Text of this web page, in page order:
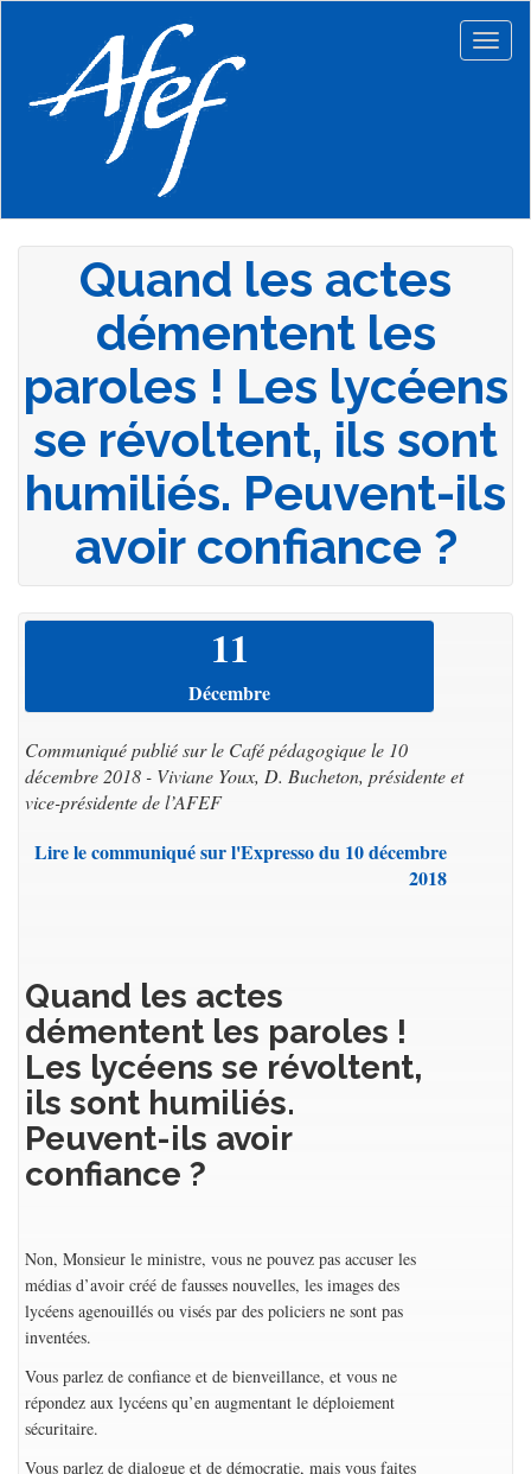
principal
Quand les actes
démentent les
paroles ! Les lycéens
se révoltent, ils sont
humiliés. Peuvent-ils
avoir confiance ?
11
Décembre
Communiqué publié sur le Café pédagogique le 10
décembre 2018 - Viviane Youx, D. Bucheton, présidente et
vice-présidente de l’AFEF
Lire le communiqué sur l'Expresso du 10 décembre
2018
Quand les actes
démentent les paroles !
Les lycéens se révoltent,
ils sont humiliés.
Peuvent-ils avoir
confiance ?
Non, Monsieur le ministre, vous ne pouvez pas accuser les
médias d’avoir créé de fausses nouvelles, les images des
lycéens agenouillés ou visés par des policiers ne sont pas
inventées.
Vous parlez de confiance et de bienveillance, et vous ne
répondez aux lycéens qu’en augmentant le déploiement
sécuritaire.
Vous parlez de dialogue et de démocratie, mais vous faites